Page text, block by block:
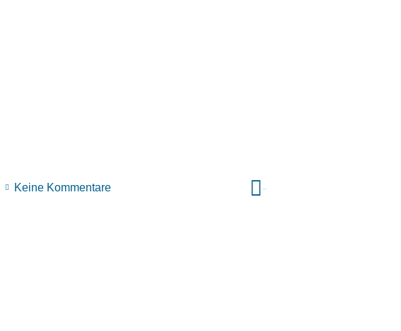
Keine Kommentare